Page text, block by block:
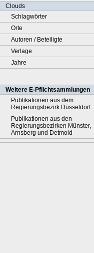
Clouds
Schlagwörter
Orte
Autoren / Beteiligte
Verlage
Jahre
Weitere E-Pflichtsammlungen
Publikationen aus dem
Regierungsbezirk Düsseldorf
Publikationen aus den
Regierungsbezirken Münster,
Arnsberg und Detmold